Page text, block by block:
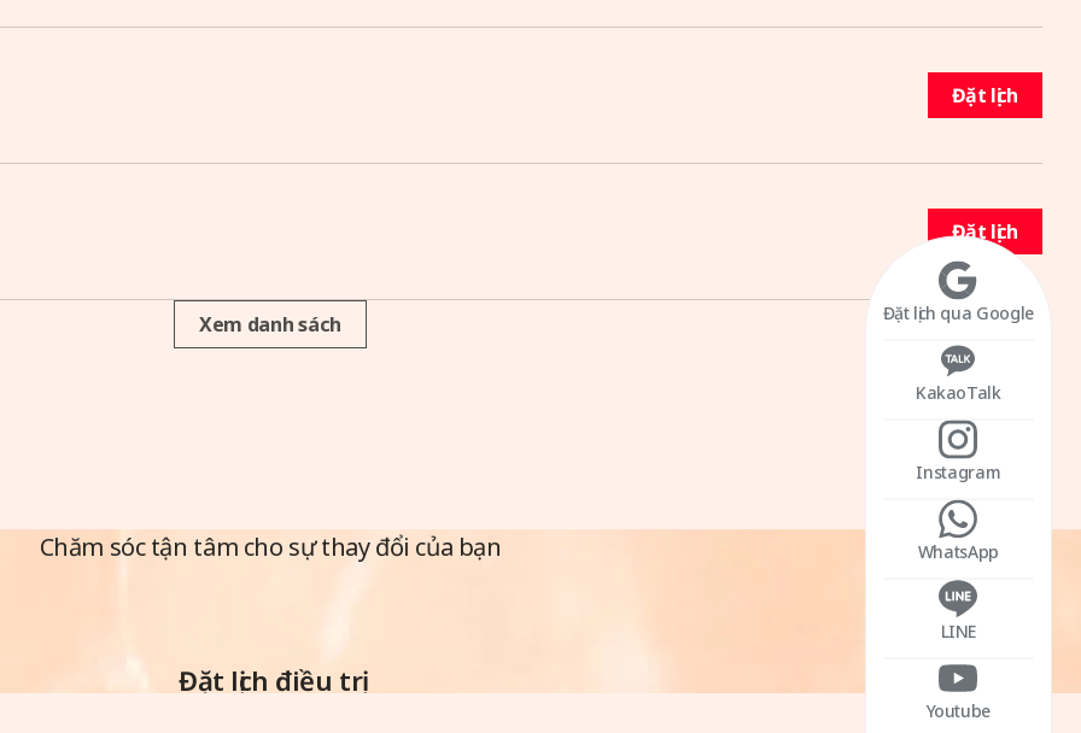
Đặt lịch qua Google
KakaoTalk
Instagram
WhatsApp
LINE
Youtube
Đặt lịch
Đặt lịch
Xem danh sách
Chăm sóc tận tâm cho sự thay đổi của bạn
Đặt lịch điều trị